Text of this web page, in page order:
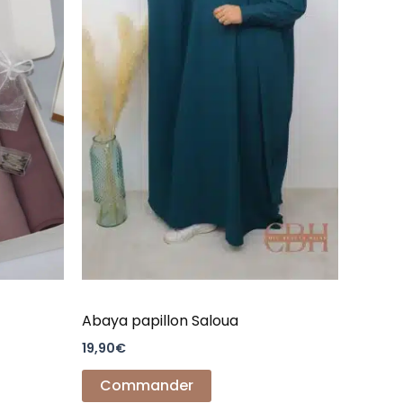
Abaya papillon Saloua
19,90€
Commander
Les
produit